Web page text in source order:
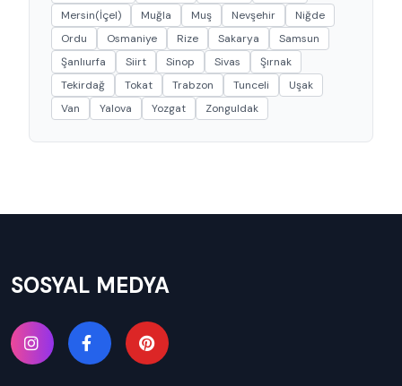
Mersin(İçel)
Muğla Muş Nevşehir
Niğde
Ordu
Osmaniye Rize Sakarya
Samsun
Şanlıurfa
Siirt Sinop Sivas
Şırnak
Tekirdağ
Tokat Trabzon Tunceli
Uşak
Van
Yalova Yozgat Zonguldak
SOSYAL MEDYA